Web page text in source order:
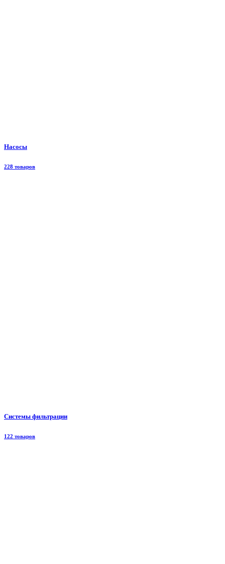
Насосы
228 товаров
Системы фильтрации
122 товаров